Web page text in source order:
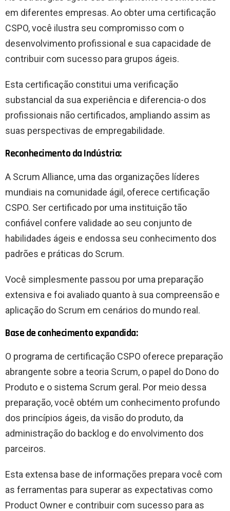
em diferentes empresas. Ao obter uma certificação
CSPO, você ilustra seu compromisso com o
desenvolvimento profissional e sua capacidade de
contribuir com sucesso para grupos ágeis.
Esta certificação constitui uma verificação
substancial da sua experiência e diferencia-o dos
profissionais não certificados, ampliando assim as
suas perspectivas de empregabilidade.
Reconhecimento da Indústria:
A Scrum Alliance, uma das organizações líderes
mundiais na comunidade ágil, oferece certificação
CSPO. Ser certificado por uma instituição tão
confiável confere validade ao seu conjunto de
habilidades ágeis e endossa seu conhecimento dos
padrões e práticas do Scrum.
Você simplesmente passou por uma preparação
extensiva e foi avaliado quanto à sua compreensão e
aplicação do Scrum em cenários do mundo real.
Base de conhecimento expandida:
O programa de certificação CSPO oferece preparação
abrangente sobre a teoria Scrum, o papel do Dono do
Produto e o sistema Scrum geral. Por meio dessa
preparação, você obtém um conhecimento profundo
dos princípios ágeis, da visão do produto, da
administração do backlog e do envolvimento dos
parceiros.
Esta extensa base de informações prepara você com
as ferramentas para superar as expectativas como
Product Owner e contribuir com sucesso para as